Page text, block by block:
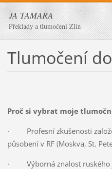
JA TAMARA
Překlady a tlumočení Zlín
Tlumočení
Proč si vybrat moje
· Profesní zkušenosti
působení v RF (Moskva, St.
· Výborná znalost ruského